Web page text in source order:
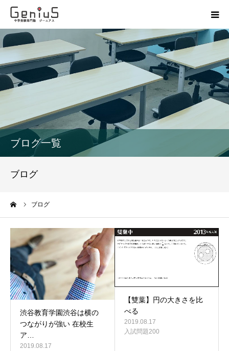
ブログ一覧
ブログ
ブログ
渋谷教育学園渋谷は横の
つながりが強い 在校生
ア…
2019.08.17
【雙葉】円の大きさを比
べる
2019.08.17
入試問題200
授業
志望校別特訓
模試
お問い合わせ